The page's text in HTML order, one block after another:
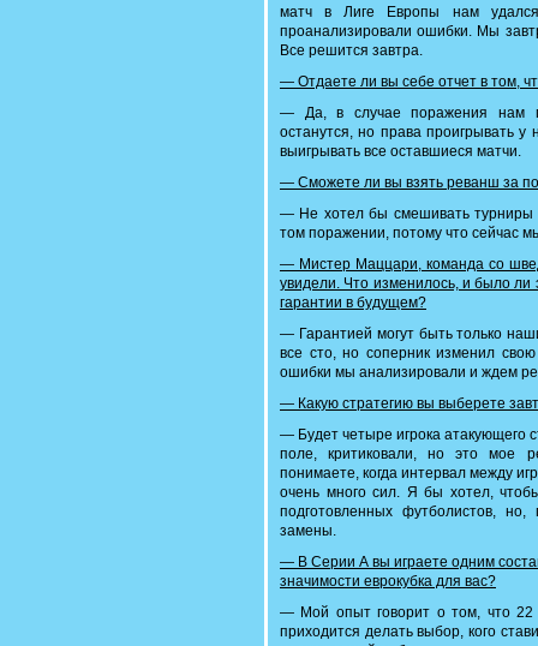
матч в Лиге Европы нам
проанализировали ошибки. Мы
Все решится завтра.
— Отдаете ли вы себе отчет в том,
— Да, в случае поражения нам
останутся, но права проигрывать у
выигрывать все оставшиеся матчи.
— Сможете ли вы взять реванш за
— Не хотел бы смешивать турниры
том поражении, потому что сейчас
— Мистер Маццари, команда со
увидели. Что изменилось, и было
гарантии в будущем?
— Гарантией могут быть только
все сто, но соперник изменил
ошибки мы анализировали и ждем
— Какую стратегию вы выберете
— Будет четыре игрока атакующего
поле, критиковали, но это мое
понимаете, когда интервал между
очень много сил. Я бы хотел,
подготовленных футболистов,
замены.
— В Серии А вы играете одним
значимости еврокубка для вас?
— Мой опыт говорит о том, что 22
приходится делать выбор, кого